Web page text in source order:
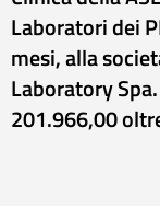
Laboratori dei
mesi, alla
Laboratory
201.966,00